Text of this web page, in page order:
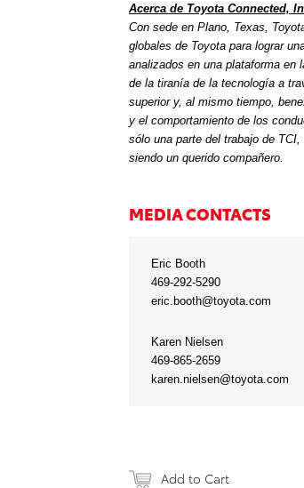
Acerca de Toyota Connected,
Con sede en Plano, Texas,
globales de Toyota para lograr
analizados en una plataforma en
de la tiranía de la tecnología a
superior y, al mismo tiempo,
y el comportamiento de los
sólo una parte del trabajo de
siendo un querido compañero.
MEDIA CONTACTS
Eric Booth
469-292-5290
eric.booth@toyota.com
Karen Nielsen
469-865-2659
karen.nielsen@toyota.com
Add to Cart